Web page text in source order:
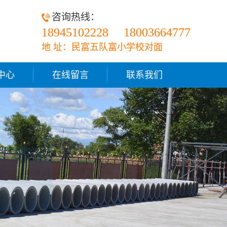
咨询热线：
18945102228 18003664777
地 址：民富五队富小学校对面
心 在线留言 联系我们